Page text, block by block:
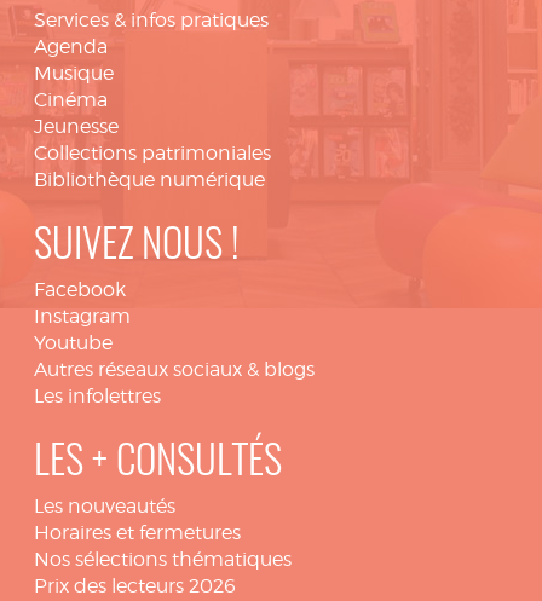
Services & infos pratiques
Agenda
Musique
Cinéma
Jeunesse
Collections patrimoniales
Bibliothèque numérique
SUIVEZ NOUS !
Facebook
Instagram
Youtube
Autres réseaux sociaux & blogs
Les infolettres
LES + CONSULTÉS
Les nouveautés
Horaires et fermetures
Nos sélections thématiques
Prix des lecteurs 2026